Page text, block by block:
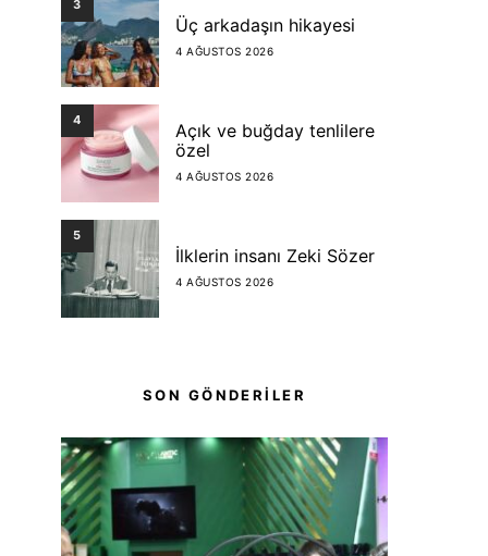
3
Üç arkadaşın hikayesi
4 AĞUSTOS 2026
4
Açık ve buğday tenlilere
özel
4 AĞUSTOS 2026
5
İlklerin insanı Zeki Sözer
4 AĞUSTOS 2026
SON GÖNDERİLER